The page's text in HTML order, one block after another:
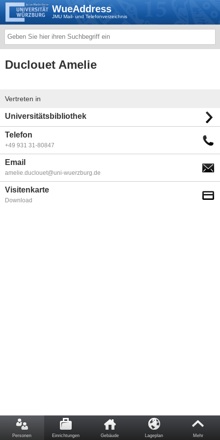
WueAddress
JMU Mail- und Telefonverzeichnis
Duclouet Amelie
Vertreten in
Universitätsbibliothek
Telefon
+49 931 31-80847
Email
amelie.duclouet@uni-wuerzburg.de
Visitenkarte
Download
Personen Einrichtungen Gebäude Lageplan Mehr